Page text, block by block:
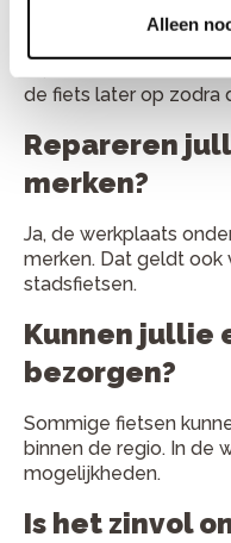
Alleen
later
de fiets later op zodra
Repareren
merken?
Ja, de werkplaats
merken. Dat geldt ook
stadsfietsen.
Kunnen jullie
bezorgen?
Sommige fietsen
binnen de regio. In de
mogelijkheden.
Is het zinvol